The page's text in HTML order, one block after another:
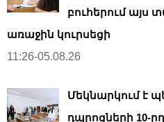
բուհերում այս
առաջին կուրսեցի
11:26-05.08.26
Մեկնարկում է
դպրոցների 10-